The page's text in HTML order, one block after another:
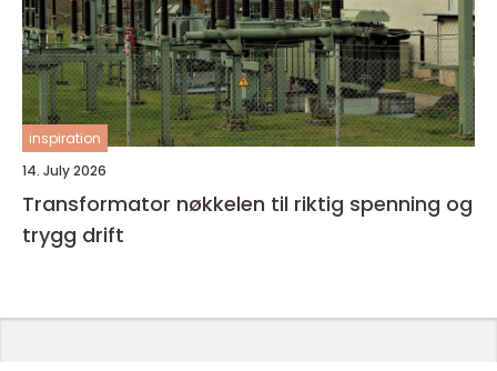
inspiration
14. July 2026
Transformator nøkkelen til riktig spenning og
trygg drift